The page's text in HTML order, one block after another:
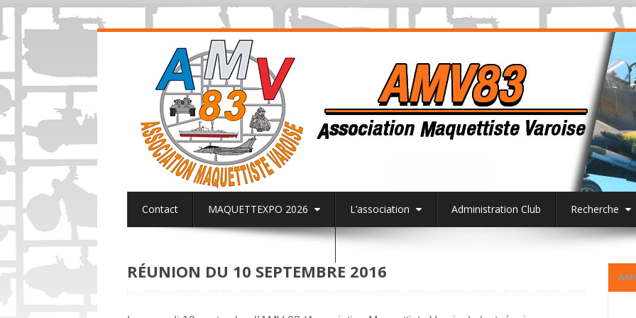
Contact MAQUETTEXPO 2026 L’association Administration Club Recherche
RÉUNION DU 10 SEPTEMBRE 2016